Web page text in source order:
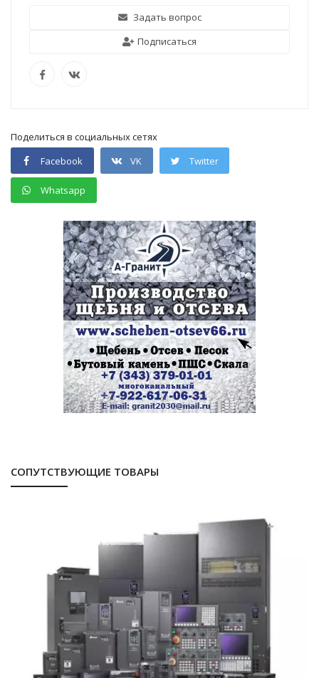
Задать вопрос
Подписаться
Поделиться в социальных сетях
Facebook
VK Twitter
Whatsapp
СОПУТСТВУЮЩИЕ ТОВАРЫ